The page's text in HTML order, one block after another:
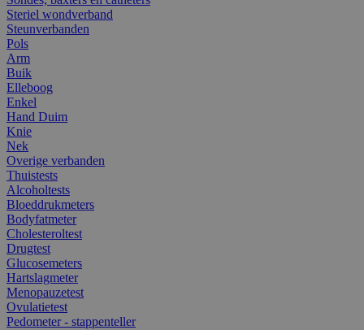
Steriel wondverband
Steunverbanden
Pols
Arm
Buik
Elleboog
Enkel
Hand Duim
Knie
Nek
Overige verbanden
Thuistests
Alcoholtests
Bloeddrukmeters
Bodyfatmeter
Cholesteroltest
Drugtest
Glucosemeters
Hartslagmeter
Menopauzetest
Ovulatietest
Pedometer - stappenteller